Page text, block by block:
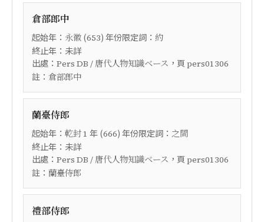
倉部郎中
起始年： 永徽 (653) 年份限定詞： 約
終止年：未詳
出處： Pers DB / 唐代人物知識ベース ，頁 pers01306
註： 倉部郎中
蘭臺侍郎
起始年： 乾封1 年 (666) 年份限定詞： 之間
終止年：未詳
出處： Pers DB / 唐代人物知識ベース ，頁 pers01306
註： 蘭臺侍郎
禮部侍郎